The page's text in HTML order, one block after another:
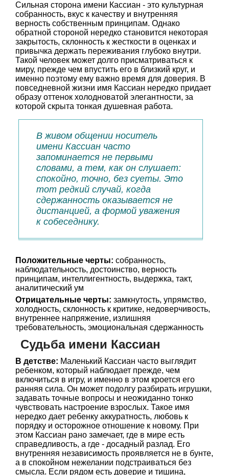
Сильная сторона имени Кассиан - это культурная
собранность, вкус к качеству и внутренняя
верность собственным принципам. Однако
обратной стороной нередко становится некоторая
закрытость, склонность к жесткости в оценках и
привычка держать переживания глубоко внутри.
Такой человек может долго присматриваться к
миру, прежде чем впустить его в близкий круг, и
именно поэтому ему важно время для доверия. В
повседневной жизни имя Кассиан нередко придает
образу оттенок холодноватой элегантности, за
которой скрыта тонкая душевная работа.
В живом общении носитель
имени Кассиан часто
запоминается не первыми
словами, а тем, как он слушает:
спокойно, точно, без суеты. Это
тот редкий случай, когда
сдержанность оказывается не
дистанцией, а формой уважения
к собеседнику.
Положительные черты: собранность,
наблюдательность, достоинство, верность
принципам, интеллигентность, выдержка, такт,
аналитический ум
Отрицательные черты: замкнутость, упрямство,
холодность, склонность к критике, недоверчивость,
внутреннее напряжение, излишняя
требовательность, эмоциональная сдержанность
Судьба имени Кассиан
В детстве: Маленький Кассиан часто выглядит
ребенком, который наблюдает прежде, чем
включиться в игру, и именно в этом кроется его
ранняя сила. Он может подолгу разбирать игрушки,
задавать точные вопросы и неожиданно тонко
чувствовать настроение взрослых. Такое имя
нередко дает ребенку аккуратность, любовь к
порядку и осторожное отношение к новому. При
этом Кассиан рано замечает, где в мире есть
справедливость, а где - досадный разлад. Его
внутренняя независимость проявляется не в бунте,
а в спокойном нежелании подстраиваться без
смысла. Если рядом есть доверие и тишина,